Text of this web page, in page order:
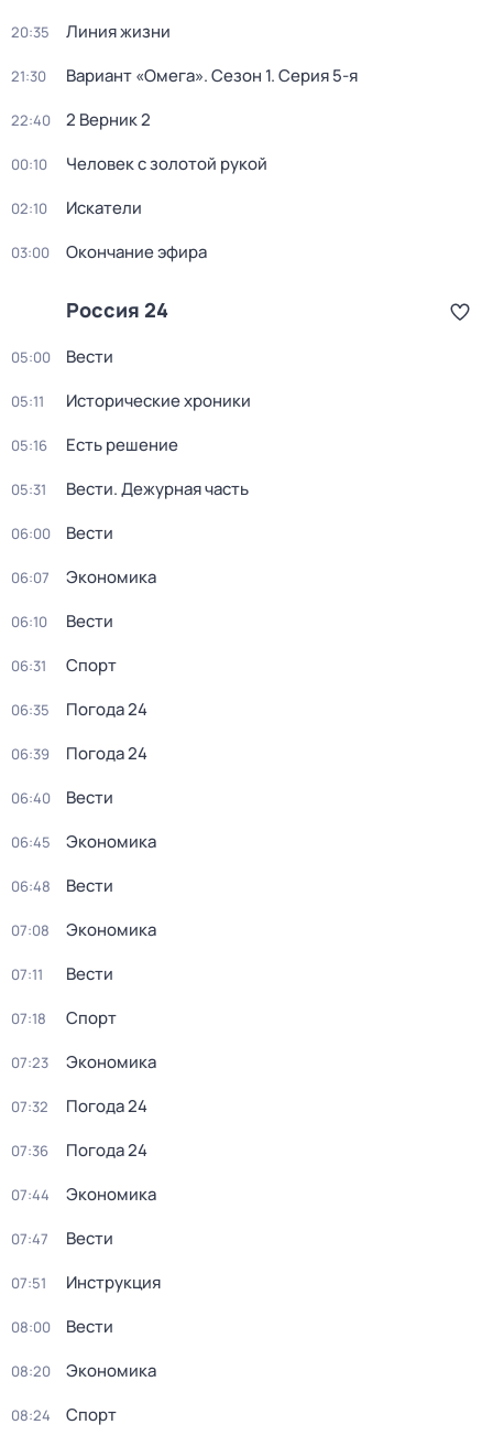
20:35 Линия жизни
21:30 Вариант «Омега». Сезон 1. Серия 5-я
22:40 2 Верник 2
00:10 Человек с золотой рукой
02:10 Искатели
03:00 Окончание эфира
Россия 24
05:00 Вести
05:11 Исторические хроники
05:16 Есть решение
05:31 Вести. Дежурная часть
06:00 Вести
06:07 Экономика
06:10 Вести
06:31 Спорт
06:35 Погода 24
06:39 Погода 24
06:40 Вести
06:45 Экономика
06:48 Вести
07:08 Экономика
07:11 Вести
07:18 Спорт
07:23 Экономика
07:32 Погода 24
07:36 Погода 24
07:44 Экономика
07:47 Вести
07:51 Инструкция
08:00 Вести
08:20 Экономика
08:24 Спорт